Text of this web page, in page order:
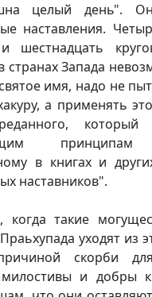
целый день".
наставления.
шестнадцать
странах Запада
имя, надо не
а применять
который
в книгах и
наставников".
когда такие
уходят из
причиной скорби
милостивы и добры